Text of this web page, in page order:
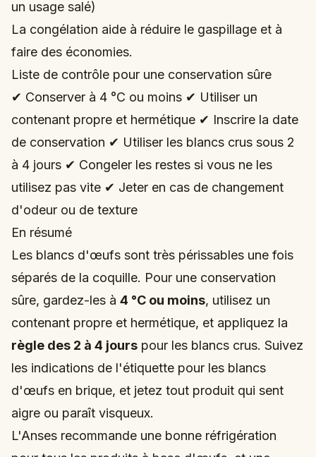
un usage salé)
La congélation aide à réduire le gaspillage et à
faire des économies.
Liste de contrôle pour une conservation sûre
✔ Conserver à 4 °C ou moins ✔ Utiliser un
contenant propre et hermétique ✔ Inscrire la date
de conservation ✔ Utiliser les blancs crus sous 2
à 4 jours ✔ Congeler les restes si vous ne les
utilisez pas vite ✔ Jeter en cas de changement
d'odeur ou de texture
En résumé
Les blancs d'œufs sont très périssables une fois
séparés de la coquille. Pour une conservation
sûre, gardez-les à 4 °C ou moins, utilisez un
contenant propre et hermétique, et appliquez la
règle des 2 à 4 jours pour les blancs crus. Suivez
les indications de l'étiquette pour les blancs
d'œufs en brique, et jetez tout produit qui sent
aigre ou paraît visqueux.
L'Anses recommande une bonne réfrigération